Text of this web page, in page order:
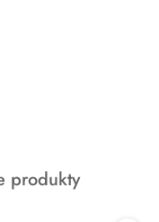
produkty